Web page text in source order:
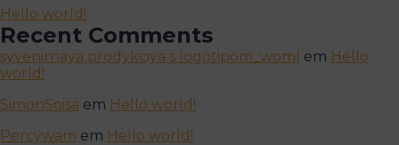
Hello world!
Recent Comments
syvenirnaya prodykciya s logotipom_woml em Hello
world!
SimonSoisa em Hello world!
Percywam em Hello world!